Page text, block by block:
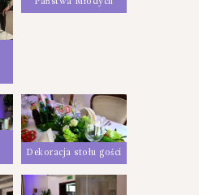
Dekoracja stołu gości